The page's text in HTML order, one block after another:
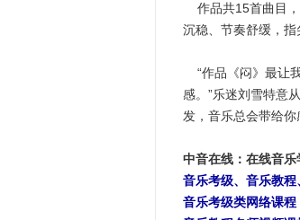
作品共15首曲目，
沉稳、节奏舒缓，指
“作品《闷》最让
感。”乐迷刘雪特意
发，音乐总会带给
中音在线：在线音乐
音乐考级、音乐教
音乐考级类网络课程